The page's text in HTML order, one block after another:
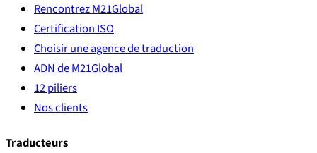
Rencontrez M21Global
Certification ISO
Choisir une agence de traduction
ADN de M21Global
12 piliers
Nos clients
Traducteurs